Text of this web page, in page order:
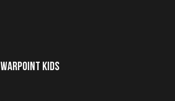
WARPOINT KIDS